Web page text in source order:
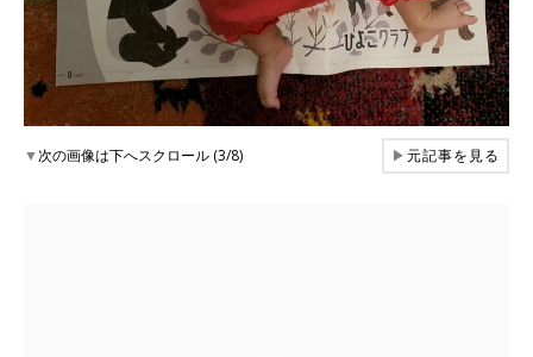
▼次の画像は下へスクロール (3/8) ▶元記事を見る